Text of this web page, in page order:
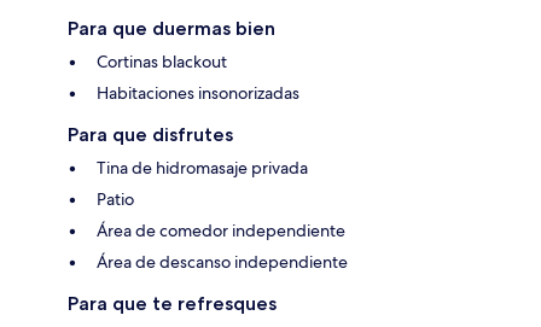
Para que duermas bien
Cortinas blackout
Habitaciones insonorizadas
Para que disfrutes
Tina de hidromasaje privada
Patio
Área de comedor independiente
Área de descanso independiente
Para que te refresques